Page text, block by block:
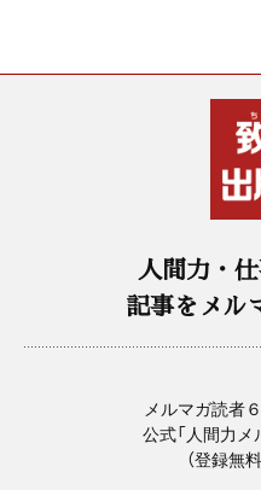
人間力・
記事をメル
メルマガ読者
公式「人間力メ
（登録無